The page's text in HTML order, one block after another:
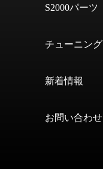
S2000パーツ
チューニング
新着情報
お問い合わせ